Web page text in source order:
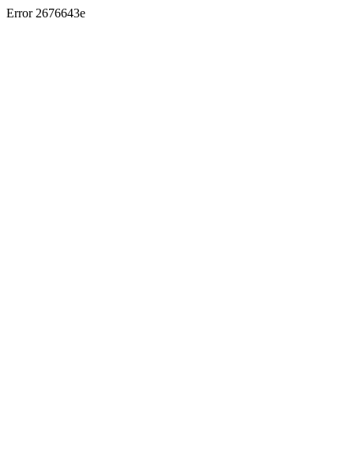
Error 2676643e